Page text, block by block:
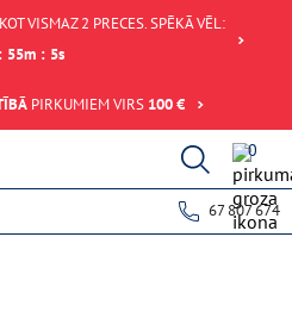
VISMAZ 2 PRECES. SPĒKĀ VĒL:
: 55m : 5s
PIRKUMIEM VIRS 100 €
0
67 807 674